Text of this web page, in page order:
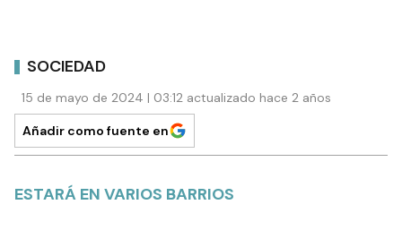
SOCIEDAD
15 de mayo de 2024 | 03:12 actualizado hace 2 años
Añadir como fuente en
ESTARÁ EN VARIOS BARRIOS